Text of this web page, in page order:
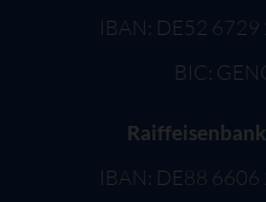
IBAN: DE52
BIC:
IBAN: DE88